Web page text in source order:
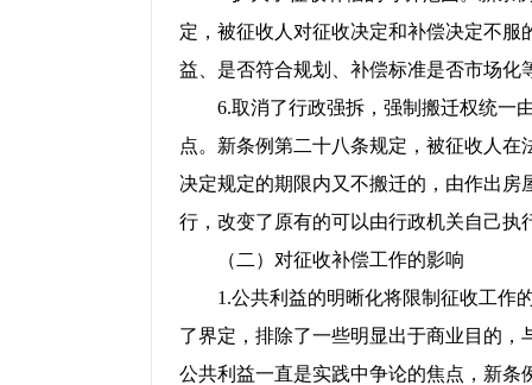
定，被征收人对征收决定和补偿决定不
益、是否符合规划、补偿标准是否市场化
6.取消了行政强拆，强制搬迁权统一由
点。新条例第二十八条规定，被征收人
决定规定的期限内又不搬迁的，由作出
行，改变了原有的可以由行政机关自己执
（二）对征收补偿工作的影响
1.公共利益的明晰化将限制征收工作的
了界定，排除了一些明显出于商业目的
公共利益一直是实践中争论的焦点，新